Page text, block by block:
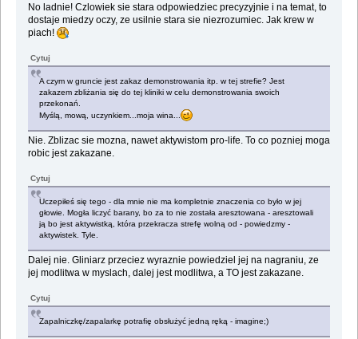
No ladnie! Czlowiek sie stara odpowiedziec precyzyjnie i na temat, to
dostaje miedzy oczy, ze usilnie stara sie niezrozumiec. Jak krew w
piach!
Cytuj
A czym w gruncie jest zakaz demonstrowania itp. w tej strefie? Jest
zakazem zbliżania się do tej kliniki w celu demonstrowania swoich
przekonań.
Myślą, mową, uczynkiem...moja wina...
Nie. Zblizac sie mozna, nawet aktywistom pro-life. To co pozniej moga
robic jest zakazane.
Cytuj
Uczepiłeś się tego - dla mnie nie ma kompletnie znaczenia co było w jej
głowie. Mogła liczyć barany, bo za to nie została aresztowana - aresztowali
ją bo jest aktywistką, która przekracza strefę wolną od - powiedzmy -
aktywistek. Tyle.
Dalej nie. Gliniarz przeciez wyraznie powiedziel jej na nagraniu, ze
jej modlitwa w myslach, dalej jest modlitwa, a TO jest zakazane.
Cytuj
Zapalniczkę/zapalarkę potrafię obsłużyć jedną ręką - imagine;)